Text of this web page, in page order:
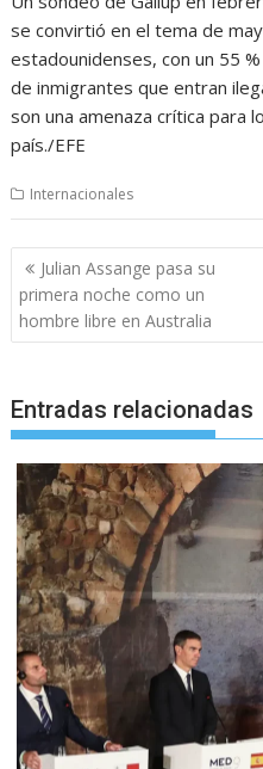
se convirtió en el tema de
estadounidenses, con un 55
de inmigrantes que entran
son una amenaza crítica para
país./EFE
Internacionales
Navegación
de
entradas
Julian Assange pasa su
primera noche como un
hombre libre en Australia
Entradas relacionadas